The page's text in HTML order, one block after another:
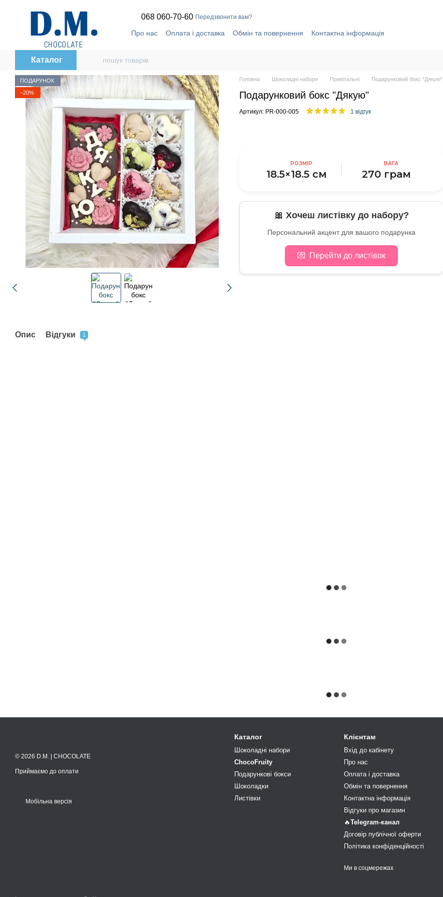
068 060-70-60 Передзвонити вам?
Про нас Оплата і доставка Обмін та повернення
Контактна інформація
Каталог
ПОДАРУНОК
−20%
Головна Шоколадні набори Привітальні Подарунковий бокс "Дякую"
Подарунковий бокс "Дякую"
Артикул: PR-000-005 1 відгук
РОЗМІР
18.5×18.5 см
ВАГА
270 грам
🎀 Хочеш листівку до набору?
Персональний акцент для вашого подарунка
💌 Перейти до листівок
Опис Відгуки 1
© 2026 D.M. | CHOCOLATE
Приймаємо до оплати
Мобільна версія
Каталог
Шоколадні набори
ChocoFruity
Подарункові бокси
Шоколадки
Листівки
Клієнтам
Вхід до кабінету
Про нас
Оплата і доставка
Обмін та повернення
Контактна інформація
Відгуки про магазин
🔥Telegram-канал
Договір публічної оферти
Політика конфіденційності
Ми в соцмережах